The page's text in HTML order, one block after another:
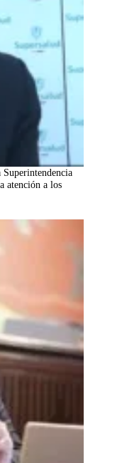
atención a los